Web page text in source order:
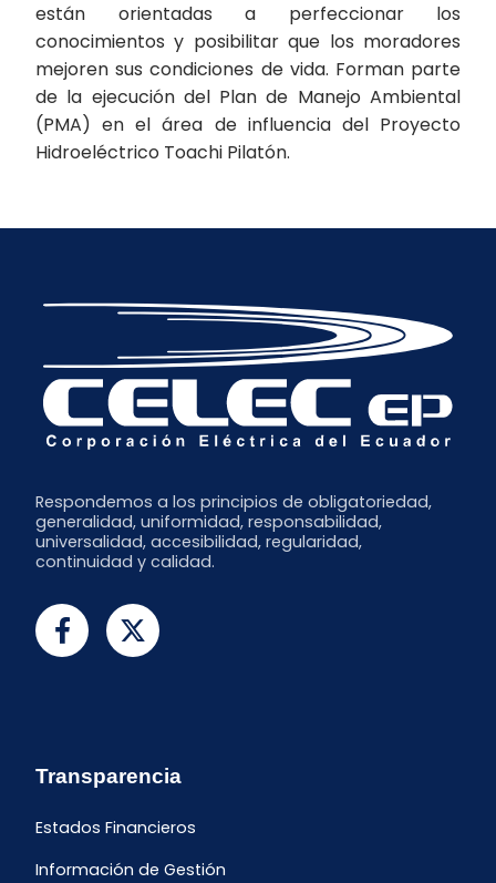
están orientadas a perfeccionar los
conocimientos y posibilitar que los moradores
mejoren sus condiciones de vida. Forman parte
de la ejecución del Plan de Manejo Ambiental
(PMA) en el área de influencia del Proyecto
Hidroeléctrico Toachi Pilatón.
Respondemos a los principios de obligatoriedad,
generalidad, uniformidad, responsabilidad,
universalidad, accesibilidad, regularidad,
continuidad y calidad.
Transparencia
Estados Financieros
Información de Gestión